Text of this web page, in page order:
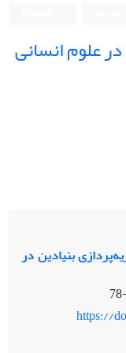
علوم انسانی
بنیادین در
https://